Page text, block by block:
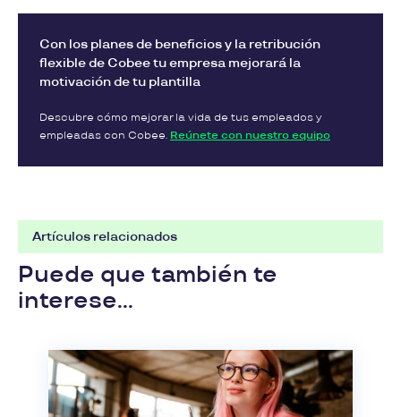
Con los planes de beneficios y la retribución
flexible de Cobee tu empresa mejorará la
motivación de tu plantilla
Descubre cómo mejorar la vida de tus empleados y
empleadas con Cobee. Reúnete con nuestro equipo
Artículos relacionados
Puede que también te
interese...